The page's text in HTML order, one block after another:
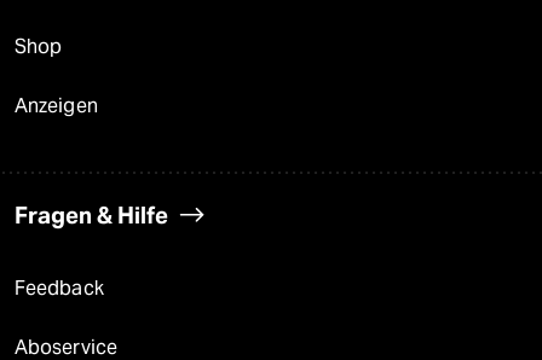
Shop
Anzeigen
Fragen & Hilfe
Feedback
Aboservice